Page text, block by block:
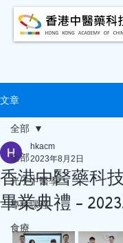
文章
全部
光子中醫學
專科課程
食療
全部
香港中醫藥科
畢業典禮 -
hkacm
2023年8月2日